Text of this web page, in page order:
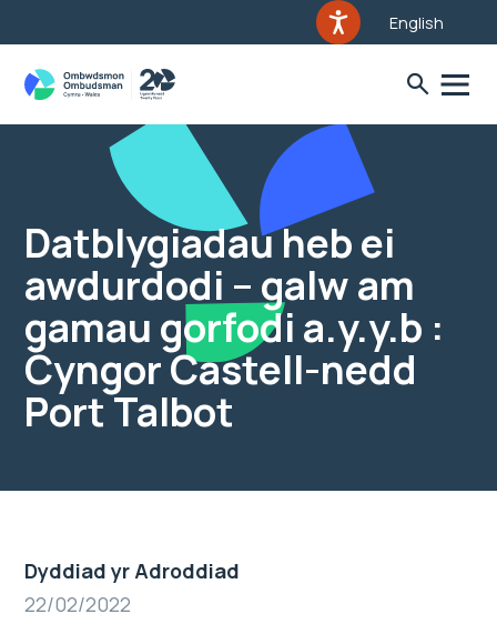
English
Datblygiadau heb ei
awdurdodi – galw am
gamau gorfodi a.y.y.b :
Cyngor Castell-nedd
Port Talbot
Dyddiad yr Adroddiad
22/02/2022